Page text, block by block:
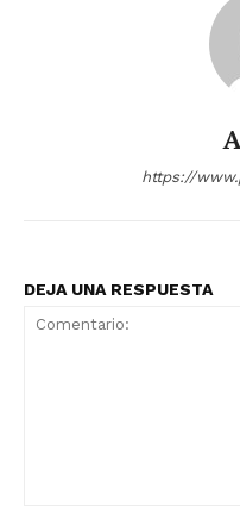
https://
DEJA UNA RESPUESTA